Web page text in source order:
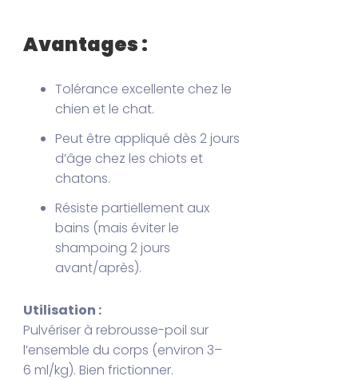
Avantages :
Tolérance excellente chez le
chien et le chat.
Peut être appliqué dès 2 jours
d’âge chez les chiots et
chatons.
Résiste partiellement aux
bains (mais éviter le
shampoing 2 jours
avant/après).
Utilisation :
Pulvériser à rebrousse-poil sur
l’ensemble du corps (environ 3–
6 ml/kg). Bien frictionner.